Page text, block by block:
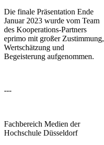
Die finale Präsentation Ende
Januar 2023 wurde vom Team
des Kooperations-Partners
eprimo mit großer Zustimmung,
Wertschätzung und
Begeisterung aufgenommen.
---
Fachbereich Medien der
Hochschule Düsseldorf